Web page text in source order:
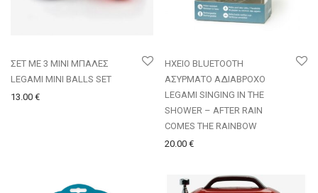
ΣΕΤ ΜΕ 3 ΜΙΝΙ ΜΠΑΛΕΣ
LEGAMI MINI BALLS SET
13.00 €
ΗΧΕΙΟ BLUETOOTH
ΑΣΥΡΜΑΤΟ ΑΔΙΑΒΡΟΧΟ
LEGAMI SINGING IN THE
SHOWER – AFTER RAIN
COMES THE RAINBOW
20.00 €